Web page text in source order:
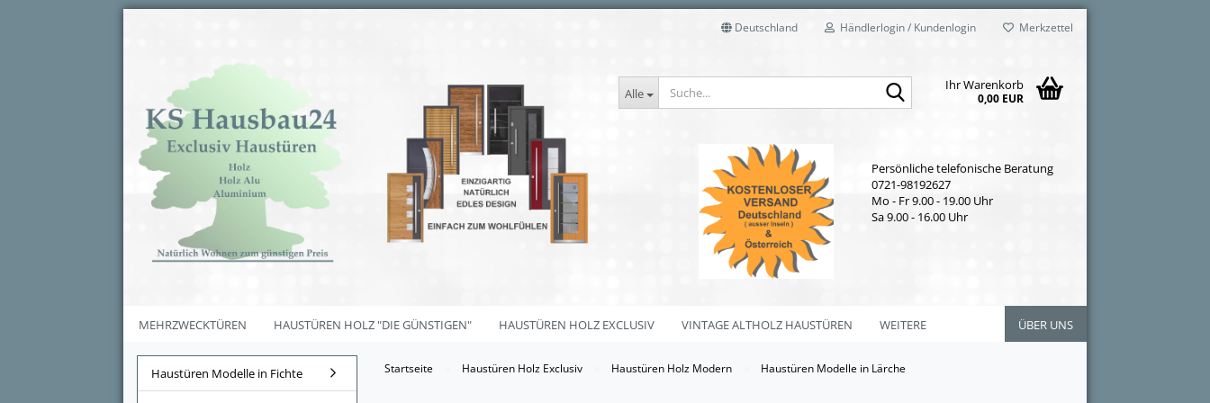
Deutschland Händlerlogin / Kundenlogin Merkzettel
Alle
Suche...
Persönliche telefonische Beratung
0721-98192627
Mo - Fr 9.00 - 19.00 Uhr
Sa 9.00 - 16.00 Uhr
Ihr Warenkorb
0,00 EUR
MEHRZWECKTÜREN HAUSTÜREN HOLZ "DIE GÜNSTIGEN" HAUSTÜREN HOLZ EXCLUSIV VINTAGE ALTHOLZ HAUSTÜREN ÜBER UNS
WEITERE
Startseite Haustüren Holz Exclusiv Haustüren Holz Modern Haustüren Modelle in Lärche
Haustüren Modelle in Fichte